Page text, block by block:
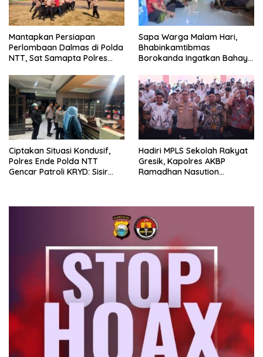
Mantapkan Persiapan
Perlombaan Dalmas di Polda
NTT, Sat Samapta Polres
Peningkatan Kemampuan
Sapa Warga Malam Hari,
Bhabinkamtibmas
Borokanda Ingatkan Bahaya
Kamtibmas
Ciptakan Situasi Kondusif,
Polres Ende Polda NTT
Gencar Patroli KRYD: Sisir
Hadiri MPLS Sekolah Rakyat
Gresik, Kapolres AKBP
Ramadhan Nasution